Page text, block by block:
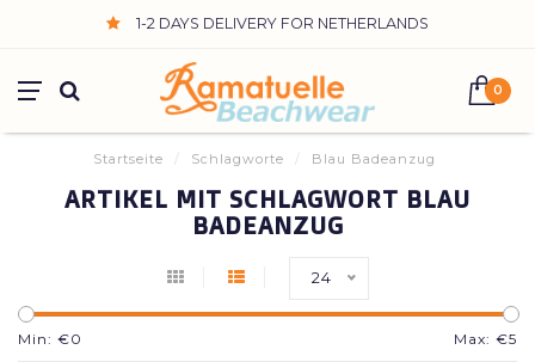
1-2 DAYS DELIVERY FOR NETHERLANDS
0
Startseite / Schlagworte / Blau Badeanzug
ARTIKEL MIT SCHLAGWORT BLAU
BADEANZUG
24
Min: €0 Max: €5